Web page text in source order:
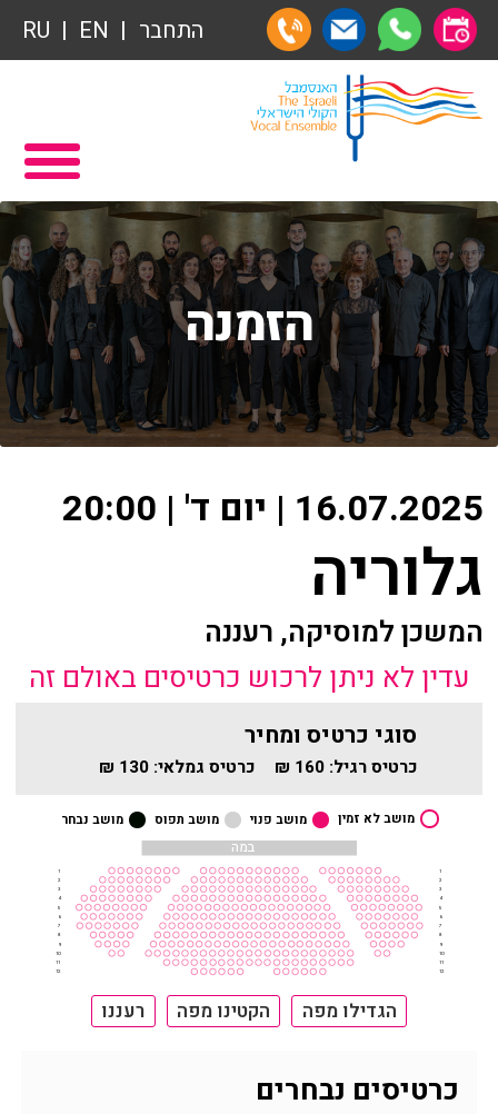
תרומות
הצטרפות לאגודת הידידים
רכישת מנויים
שידור ישיר
VOD
צור קשר
הקסם מאחורי הקולות
האולם המקוון
החשבון שלי
הזמנה
תקנון האתר
התחבר EN
RU
ראשי
תכניה ומשחקיה – איתמר פוגש ארנב
תרומות
תרומות
הצטרפות לאגודת הידידים
אגודת הידידים
רכישת מנויים
שידור ישיר
VOD
צור קשר
אודות
מאחורי הקולות
לוח מופעים
החשבון שלי
תקנון האתר
הזמנה
16.07.2025 | יום ד' | 20:00
גלוריה
המשכן למוסיקה, רעננה
עדין לא ניתן לרכוש כרטיסים באולם זה
סוגי כרטיס ומחיר
כרטיס רגיל:160 ₪ כרטיס גמלאי:130 ₪
מושב לא זמין מושב פנוי מושב תפוס מושב נבחר
1
2
3
4
5
6
7
8
9
10
11
12
1
2
3
4
5
6
7
8
9
10
11
12
במה
הגדילו מפה הקטינו מפה רעננו
כרטיסים נבחרים